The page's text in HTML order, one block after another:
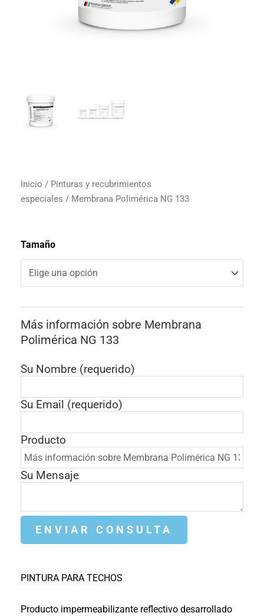
Inicio / Pinturas y recubrimientos
especiales / Membrana Polimérica NG 133
Tamaño
Más información sobre Membrana
Polimérica NG 133
Su Nombre (requerido)
Su Email (requerido)
Producto
Su Mensaje
PINTURA PARA TECHOS
Producto impermeabilizante reflectivo desarrollado